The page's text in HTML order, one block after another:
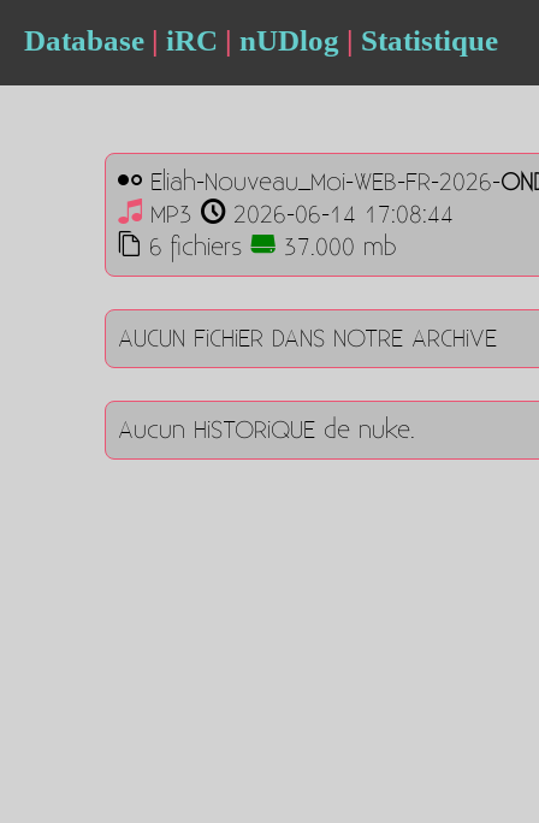
Database | iRC | nUDlog | Statistique
Eliah-Nouveau_Moi-WEB-FR-2026-
MP3
2026-06-14 17:08:44
6 fichiers
37.000 mb
AUCUN FiCHiER DANS NOTRE ARCHiVE
Aucun HiSTORiQUE de nuke.